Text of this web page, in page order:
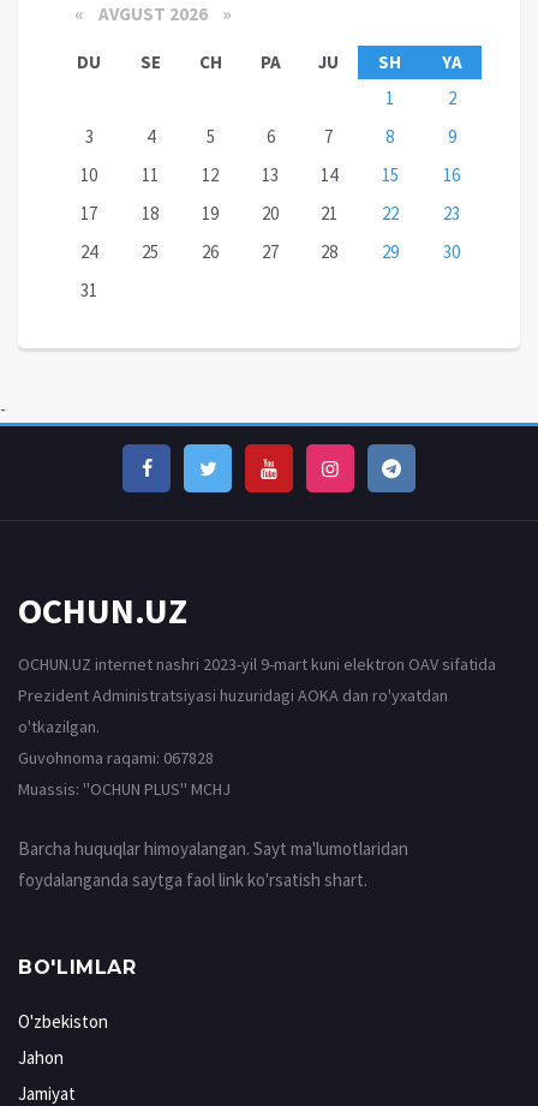
« AVGUST 2026 »
DU SE CH PA JU SH
YA
1
2
3
4 5 6 7 8
9
10
11 12 13 14 15
16
17
18 19 20 21 22
23
24
25 26 27 28 29
30
31
-
OCHUN.UZ
OCHUN.UZ internet nashri 2023-yil 9-mart kuni elektron OAV sifatida
Prezident Administratsiyasi huzuridagi AOKA dan ro'yxatdan
o'tkazilgan.
Guvohnoma raqami: 067828
Muassis: ''OCHUN PLUS'' MCHJ
Barcha huquqlar himoyalangan. Sayt ma'lumotlaridan
foydalanganda saytga faol link ko'rsatish shart.
BO'LIMLAR
O'zbekiston
Jahon
Jamiyat